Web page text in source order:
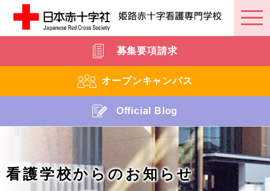
募集要項請求
オープンキャンパス
Official Blog
看護学校からのお知らせ